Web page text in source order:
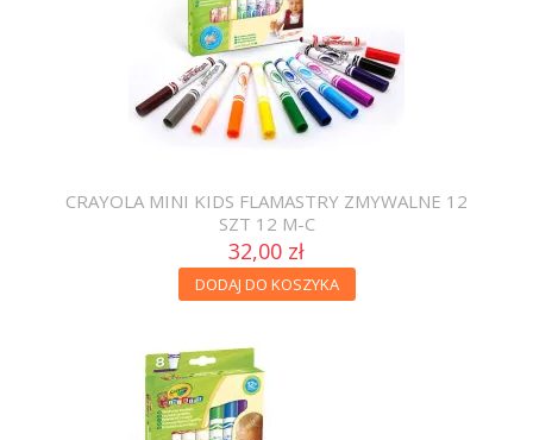
CRAYOLA MINI KIDS FLAMASTRY ZMYWALNE 12
SZT 12 M-C
32,00 zł
DODAJ DO KOSZYKA